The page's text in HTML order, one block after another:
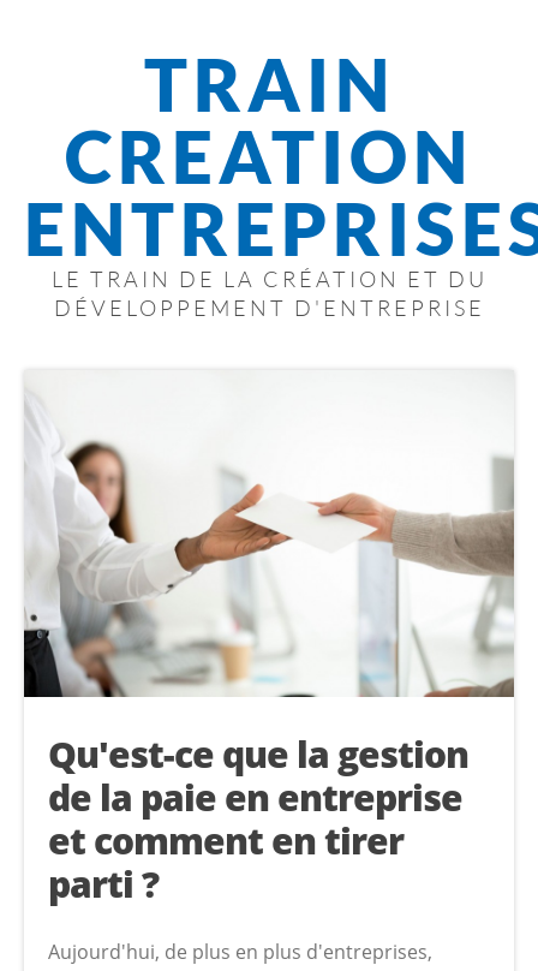
TRAIN
CREATION
LE TRAIN DE LA CRÉATION ET DU
DÉVELOPPEMENT D'ENTREPRISE
Qu'est-ce que la gestion
de la paie en entreprise
et comment en tirer
parti ?
Aujourd'hui, de plus en plus d'entreprises,